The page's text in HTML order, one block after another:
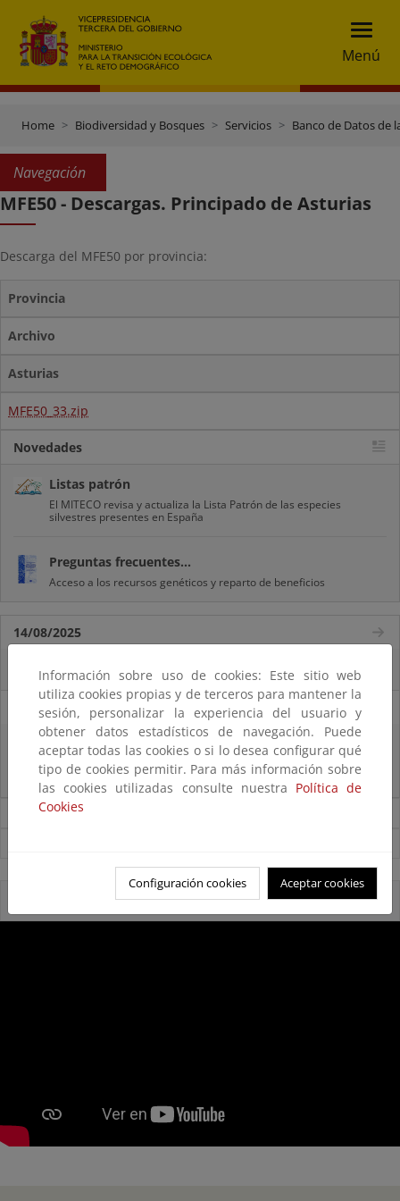
Menú
Home Biodiversidad y Bosques Servicios Banco de Datos de
Navegación
MFE50 - Descargas. Principado de Asturias
Descarga del MFE50 por provincia:
Provincia
Archivo
Asturias
MFE50_33.zip
Novedades
Listas patrón
El MITECO revisa y actualiza la Lista Patrón de las especies
silvestres presentes en España
Preguntas frecuentes...
Acceso a los recursos genéticos y reparto de beneficios
14/08/2025
El OAPN y el IEO-CSIC exploran los fondos marinos de las Islas Chafarinas
11/08/2025
El MITECO recibe 485 propuestas para proyectos transformadores en el
ámbito del empleo verde, la sostenibilidad del sector pesquero, la
bioeconomía y la conservación de la biodiversidad marina
Video presentación IEPNB
Información sobre uso de cookies: Este sitio web
utiliza cookies propias y de terceros para mantener la
sesión, personalizar la experiencia del usuario y
obtener datos estadísticos de navegación. Puede
aceptar todas las cookies o si lo desea configurar qué
tipo de cookies permitir. Para más información sobre
las cookies utilizadas consulte nuestra Política de
Cookies
Configuración cookies Aceptar cookies